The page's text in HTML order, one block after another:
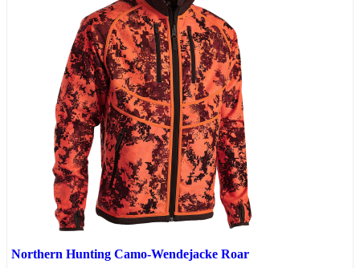
Northern Hunting Camo-Wendejacke Roar